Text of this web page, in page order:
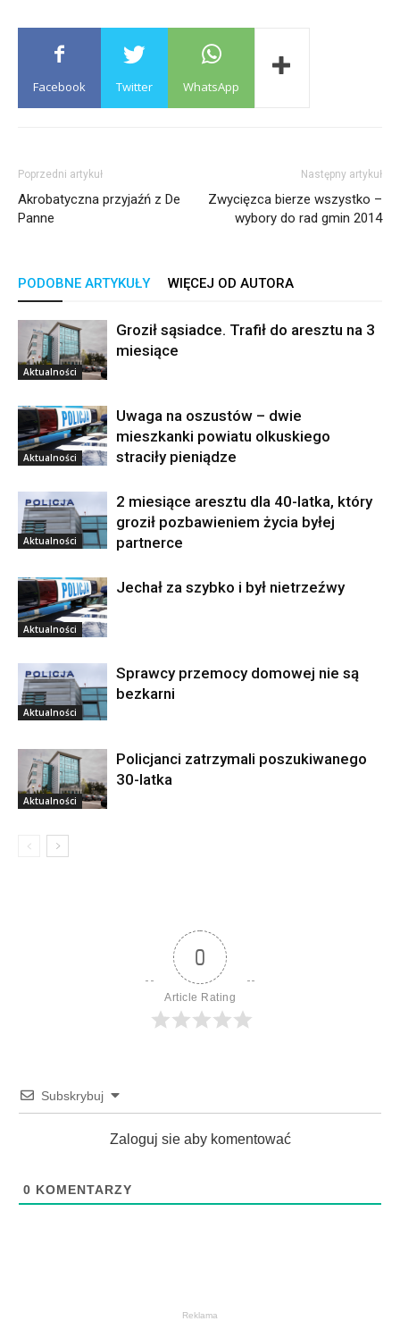
Facebook Twitter WhatsApp
Poprzedni artykuł
Akrobatyczna przyjaźń z De
Panne
Następny artykuł
Zwycięzca bierze wszystko –
wybory do rad gmin 2014
PODOBNE ARTYKUŁY WIĘCEJ OD AUTORA
Aktualności
Groził sąsiadce. Trafił do aresztu na 3
miesiące
Aktualności
Uwaga na oszustów – dwie
mieszkanki powiatu olkuskiego
straciły pieniądze
Aktualności
2 miesiące aresztu dla 40-latka, który
groził pozbawieniem życia byłej
partnerce
Aktualności
Jechał za szybko i był nietrzeźwy
Aktualności
Sprawcy przemocy domowej nie są
bezkarni
Aktualności
Policjanci zatrzymali poszukiwanego
30-latka
0
Article Rating
Subskrybuj
Zaloguj sie aby komentować
0 KOMENTARZY
Reklama